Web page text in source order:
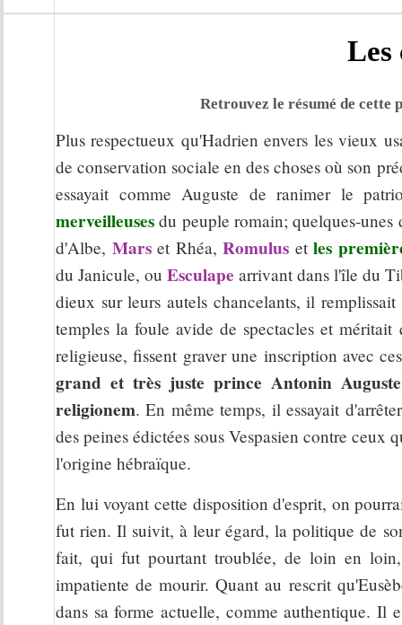
Les
Retrouvez le résumé de cette
Plus respectueux qu'Hadrien envers les vieux
de conservation sociale en des choses où son
essayait comme Auguste de ranimer le
merveilleuses du peuple romain; quelques-
d'Albe, Marset Rhéa,Romulus etles
du Janicule, ou Esculape arrivant dans l'île du
dieux sur leurs autels chancelants, il
temples la foule avide de spectacles et méritait
religieuse, fissent graver une inscription avec
grand et très juste prince Antonin
religionem. En même temps, il essayait
des peines édictées sous Vespasien contre
l'origine hébraïque.
En lui voyant cette disposition d'esprit, on
fut rien. Il suivit, à leur égard, la politique de
fait, qui fut pourtant troublée, de loin en
impatiente de mourir. Quant au rescrit
dans sa forme actuelle, comme authentique. Il